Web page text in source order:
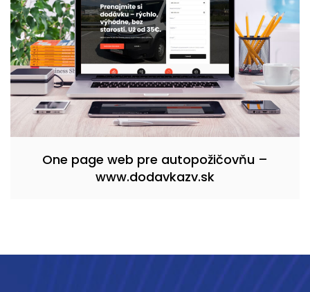
One page web pre autopožičovňu –
www.dodavkazv.sk